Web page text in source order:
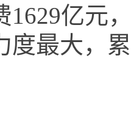
1629亿元
度最大，